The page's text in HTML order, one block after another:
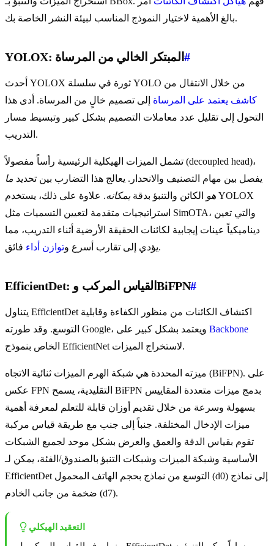
بالغ الأهمية لاختيار النموذج المناسب لبيئة النشر الخاصة بك.
YOLOX: المبتكر الخالي من المرساة#
أحدث YOLOX ثورة في سلسلة YOLO من خلال الانتقال من
كاشف يعتمد على المرساة إلى تصميم خالٍ من المرساة. أدى هذا
التحول إلى تقليل عدد معاملات التصميم بشكل كبير وتبسيط مسار
التدريب.
تشمل الميزات الهيكلية الرئيسية رأساً مفصولاً (decoupled head)،
يفصل بين مهام التصنيف والانحدار. يعالج هذا التضارب بين تحديد ما
هو
الكائن والتنبؤ بدقةبمكانه. علاوة على ذلك، يستخدم YOLOX
استراتيجيات متقدمة لتعيين التسميات مثل SimOTA، والتي تعين
ديناميكياً عينات إيجابية لكائنات الحقيقة الأرضية أثناء التدريب، مما
يؤدي إلى تقارب أسرع وتوازن أداء فائق.
EfficientDet: القياس المركب وBiFPN#
يتناول EfficientDet اكتشاف الكائنات من منظور الكفاءة وقابلية
Backbone
الخاص بنموذج EfficientNet لاستخراج الميزات.
ميزته المحددة هي شبكة الهرم الميزات ثنائية الاتجاه (BiFPN). على
عكس FPN التقليدية، يسمح BiFPN بدمج ميزات متعددة المقاييس
بسهولة وسرعة من خلال تقديم أوزان قابلة للتعلم لمعرفة أهمية
ميزات الإدخال المختلفة. جنباً إلى جنب مع طريقة قياس مركبة
تقوم بقياس الدقة والعمق والعرض بشكل موحد لجميع الشبكات
الأساسية وشبكة الميزات وشبكات التنبؤ بالصندوق/الفئة، يمكن لـ
EfficientDet التوسع من نماذج بحجم الهاتف المحمول (d0) إلى نماذج
ضخمة من جانب الخادم (d7).
التعقيد الهيكلي